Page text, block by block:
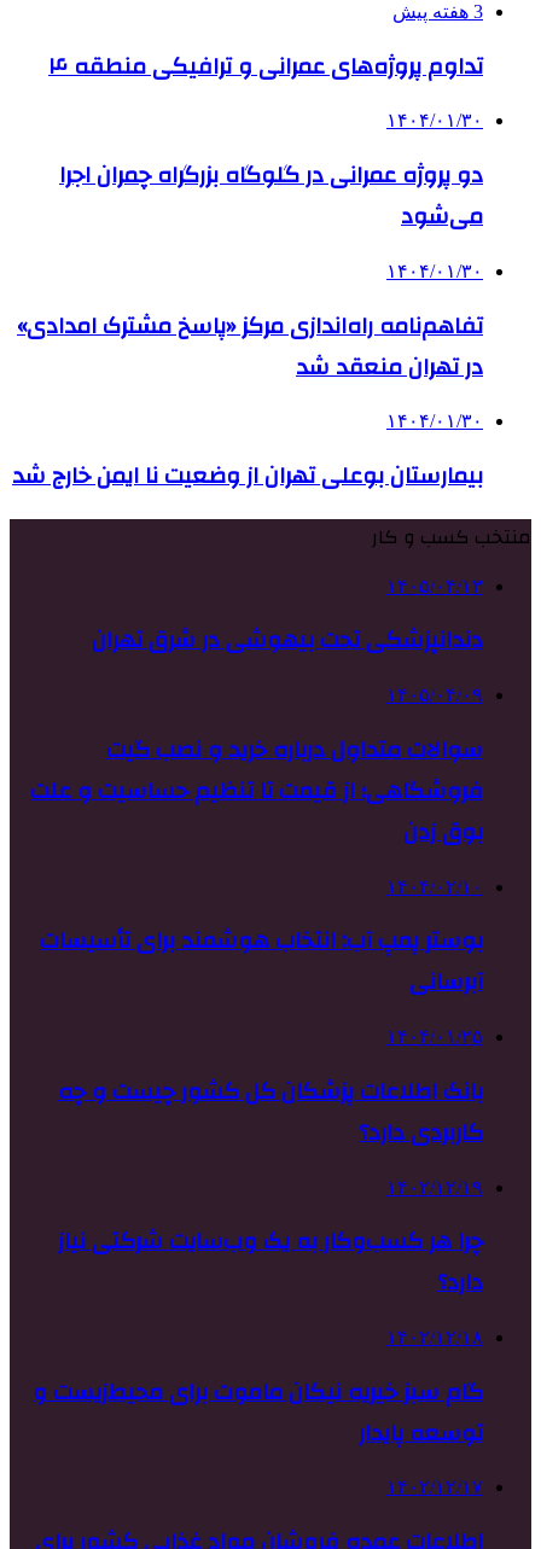
3 هفته پیش
تداوم پروژه‌های عمرانی و ترافیکی منطقه ۴
۱۴۰۴/۰۱/۳۰
دو پروژه عمرانی در گلوگاه بزرگراه چمران اجرا
می‌شود
۱۴۰۴/۰۱/۳۰
تفاهم‌نامه راه‌اندازی مرکز «پاسخ مشترک امدادی»
در تهران منعقد شد
۱۴۰۴/۰۱/۳۰
بیمارستان بوعلی تهران از وضعیت نا ایمن خارج شد
منتخب کسب و کار
۱۴۰۵/۰۴/۱۳
دندانپزشکی تحت بیهوشی در شرق تهران
۱۴۰۵/۰۴/۰۹
سوالات متداول درباره خرید و نصب گیت
فروشگاهی؛ از قیمت تا تنظیم حساسیت و علت
بوق زدن
۱۴۰۴/۰۲/۱۰
بوستر پمپ آب: انتخاب هوشمند برای تأسیسات
آبرسانی
۱۴۰۴/۰۱/۲۵
بانک اطلاعات پزشکان کل کشور چیست و چه
کاربردی دارد؟
۱۴۰۲/۱۲/۱۹
چرا هر کسب‌وکار به یک وب‌سایت شرکتی نیاز
دارد؟
۱۴۰۲/۱۲/۱۸
گام سبز خیریه نیکان ماموت برای محیط‌زیست و
توسعه پایدار
۱۴۰۲/۱۲/۱۷